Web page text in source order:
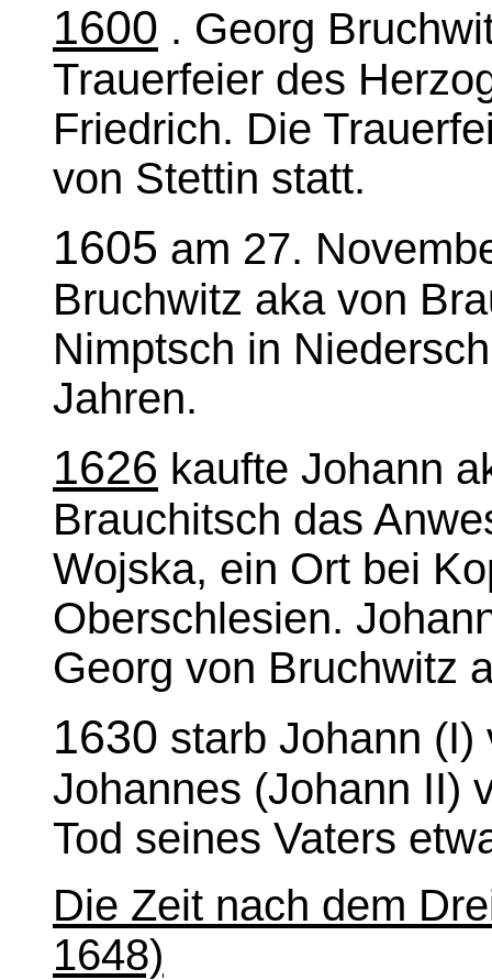
1600 . Georg
Trauerfeier des
Friedrich. Die
von Stettin statt.
1605 am 27.
Bruchwitz aka von
Nimptsch in
Jahren.
1626 kaufte Johann
Brauchitsch das
Wojska, ein Ort bei
Oberschlesien.
Georg von Bruchwitz
1630 starb Johann
Johannes (Johann II)
Tod seines Vaters
Die Zeit nach dem
1648)